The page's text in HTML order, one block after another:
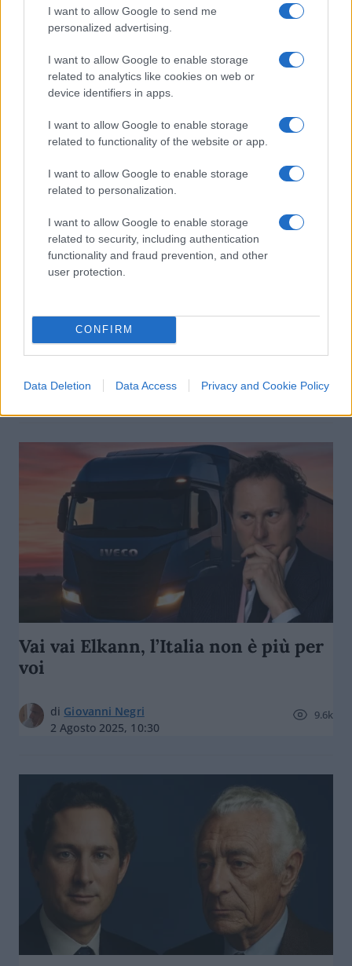
I want to allow Google to send me
personalized advertising.
I want to allow Google to enable storage
related to analytics like cookies on web or
device identifiers in apps.
I want to allow Google to enable storage
related to functionality of the website or app.
I want to allow Google to enable storage
related to personalization.
I want to allow Google to enable storage
related to security, including authentication
functionality and fraud prevention, and other
user protection.
CONFIRM
Data Deletion Data Access Privacy and Cookie Policy
17 Dicembre 2025, 18:22
Juventus, crisi tecnica e scontro tra
di Enrico Foscarini
27 Ottobre 2025, 8:00
4.5k
Vai vai Elkann, l’Italia non è più per
voi
di Giovanni Negri
2 Agosto 2025, 10:30
9.6k